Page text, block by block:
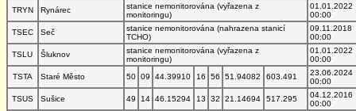
TRYN
Rynárec
stanice nemonitorována (vyřazena z
monitoringu)
01.01.2022
00:00
TSEC
Seč
stanice nemonitorována (nahrazena stanicí
TCHO)
09.11.2018
00:00
TSLU
Šluknov
stanice nemonitorována (vyřazena z
monitoringu)
01.01.2022
00:00
TSTA
Staré Město 50 09 44.39910 16 56 51.94082 603.491
23.06.2024
00:00
TSUS
Sušice 49 14 46.15294 13 32 21.14694 517.295
04.12.2016
00:00